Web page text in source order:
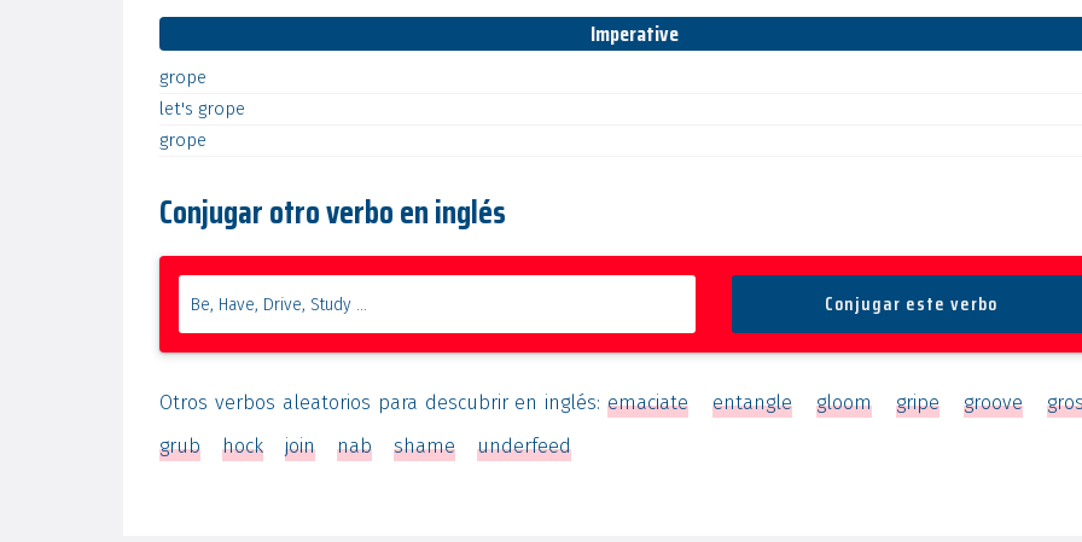
Imperative
grope
let's grope
grope
Conjugar otro verbo en inglés
Otros verbos aleatorios para descubrir en inglés:emaciate entangle gloom gripe groove
grub
hock join nab shame underfeed